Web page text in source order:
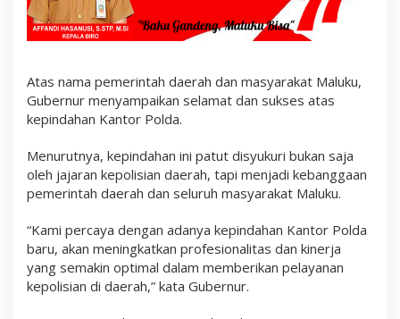
k
a
a
l
u
k
Atas nama pemerintah daerah dan masyarakat Maluku,
Gubernur menyampaikan selamat dan sukses atas
kepindahan Kantor Polda.
Menurutnya, kepindahan ini patut disyukuri bukan saja
oleh jajaran kepolisian daerah, tapi menjadi kebanggaan
pemerintah daerah dan seluruh masyarakat Maluku.
“Kami percaya dengan adanya kepindahan Kantor Polda
baru, akan meningkatkan profesionalitas dan kinerja
yang semakin optimal dalam memberikan pelayanan
kepolisian di daerah,” kata Gubernur.